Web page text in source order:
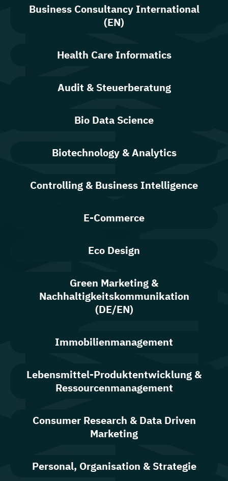
Business Consultancy International
(EN)
Health Care Informatics
Audit & Steuerberatung
Bio Data Science
Biotechnology & Analytics
Controlling & Business Intelligence
E-Commerce
Eco Design
Green Marketing &
Nachhaltigkeitskommunikation
(DE/EN)
Immobilienmanagement
Lebensmittel-Produktentwicklung &
Ressourcenmanagement
Consumer Research & Data Driven
Marketing
Personal, Organisation & Strategie